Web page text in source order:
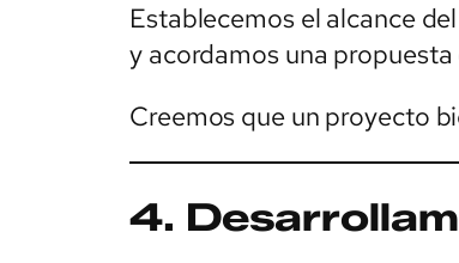
Establecemos el alcance
y acordamos una
Creemos que un proyecto
4.